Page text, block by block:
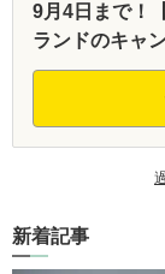
9月4日まで！
ランドのキャ
新着記事